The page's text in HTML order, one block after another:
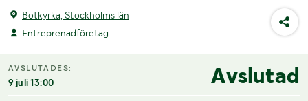
Botkyrka, Stockholms län
Entreprenadföretag
AVSLUTADES:
9 juli 13:00 Avslutad